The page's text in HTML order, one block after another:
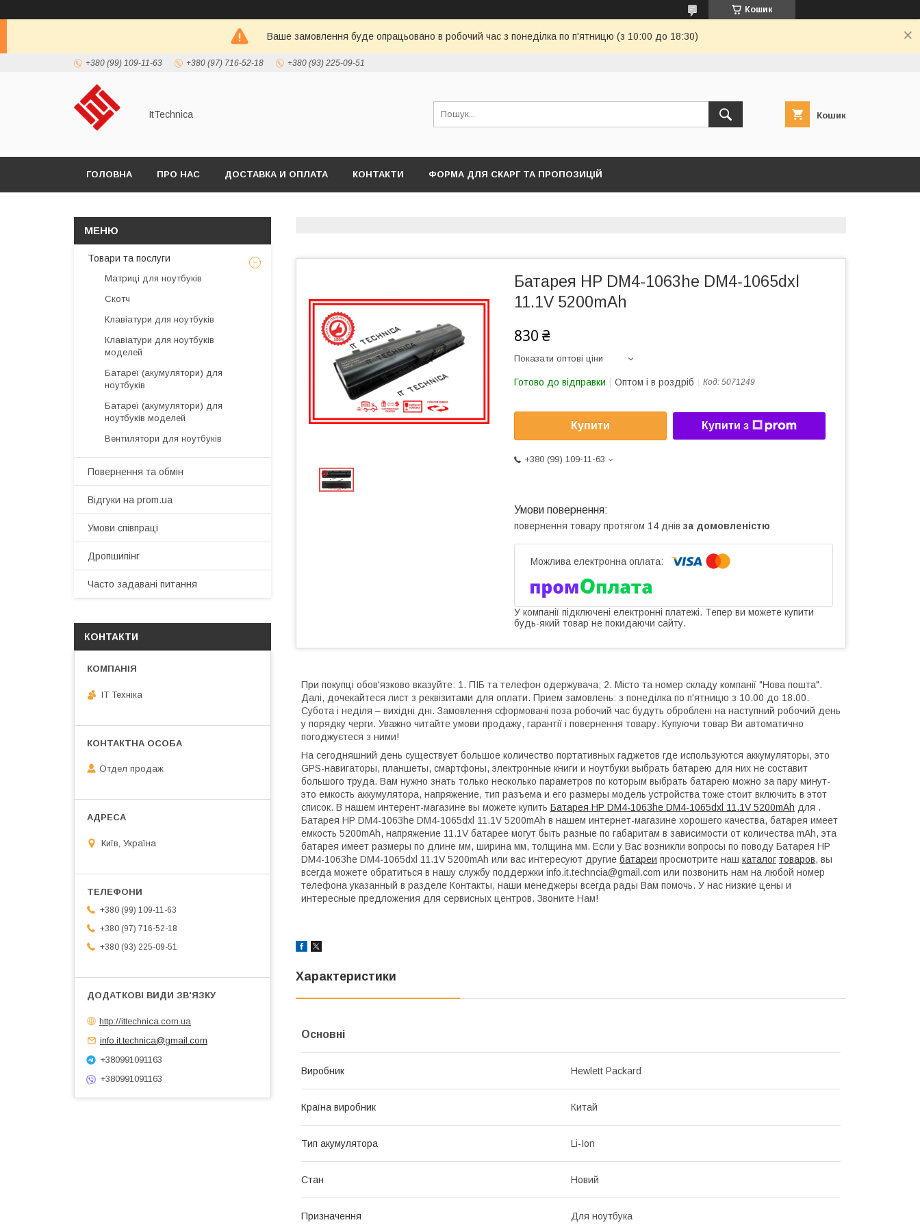
Кошик
Ваше замовлення буде опрацьовано в робочий час з понеділка по п'ятницю (з 10:00 до 18:30)
+380 (99) 109-11-63 +380 (97) 716-52-18 +380 (93) 225-09-51
ItTechnica Кошик
ГОЛОВНА ПРО НАС ДОСТАВКА И ОПЛАТА КОНТАКТИ ФОРМА ДЛЯ СКАРГ ТА ПРОПОЗИЦІЙ
Батарея HP DM4-1063he DM4-1065dxl
11.1V 5200mAh
830 ₴
Показати оптові ціни
Готово до відправки Оптом і в роздріб Код: 5071249
Купити Купити з
+380 (99) 109-11-63
повернення товару протягом 14 днів за домовленістю
У компанії підключені електронні платежі. Тепер ви можете купити
будь-який товар не покидаючи сайту.
При покупці обов'язково вказуйте: 1. ПІБ та телефон одержувача; 2. Місто та номер складу компанії "Нова пошта".
Далі, дочекайтеся лист з реквізитами для оплати. Прием замовлень: з понеділка по п'ятницю з 10.00 до 18.00.
Субота і неділя – вихідні дні. Замовлення сформовані поза робочий час будуть оброблені на наступний робочий день
у порядку черги. Уважно читайте умови продажу, гарантії і повернення товару. Купуючи товар Ви автоматично
погоджуєтеся з ними!
На сегодняшний день существует большое количество портативных гаджетов где используются аккумуляторы, это
GPS-навигаторы, планшеты, смартфоны, электронные книги и ноутбуки выбрать батарею для них не составит
большого труда. Вам нужно знать только несколько параметров по которым выбрать батарею можно за пару минут-
это емкость аккумулятора, напряжение, тип разъема и его размеры модель устройства тоже стоит включить в этот
список. В нашем интерент-магазине вы можете купить Батарея HP DM4-1063he DM4-1065dxl 11.1V 5200mAh для .
Батарея HP DM4-1063he DM4-1065dxl 11.1V 5200mAh в нашем интернет-магазине хорошего качества, батарея имеет
емкость 5200mAh, напряжение 11.1V батарее могут быть разные по габаритам в зависимости от количества mAh, эта
батарея имеет размеры по длине мм, ширина мм, толщина мм. Если у Вас возникли вопросы по поводу Батарея HP
DM4-1063he DM4-1065dxl 11.1V 5200mAh или вас интересуют другие батареи просмотрите наш каталог товаров, вы
всегда можете обратиться в нашу службу поддержки info.it.techncia@gmail.com или позвонить нам на любой номер
телефона указанный в разделе Контакты, наши менеджеры всегда рады Вам помочь. У нас низкие цены и
интересные предложения для сервисных центров. Звоните Нам!
Характеристики
Основні
Виробник Hewlett Packard
Країна виробник Китай
Тип акумулятора Li-Ion
Стан Новий
Призначення Для ноутбука
Товари та послуги
Матриці для ноутбуків
Скотч
Клавіатури для ноутбуків
Клавіатури для ноутбуків
моделей
Батареї (акумулятори) для
ноутбуків
Батареї (акумулятори) для
ноутбуків моделей
Вентилятори для ноутбуків
Повернення та обмін
Відгуки на prom.ua
Умови співпраці
Дропшипінг
Часто задавані питання
КОНТАКТИ
IT Техніка
Отдел продаж
Київ, Україна
+380 (99) 109-11-63
+380 (97) 716-52-18
+380 (93) 225-09-51
http://ittechnica.com.ua
info.it.technica@gmail.com
+380991091163
+380991091163